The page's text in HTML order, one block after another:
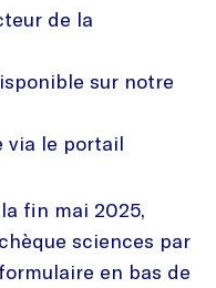
de la
sur notre
via le portail
fin mai 2025,
sciences par
en bas de